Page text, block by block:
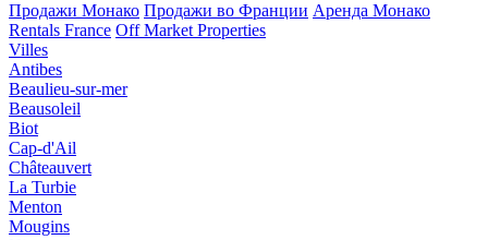
Продажи Монако Продажи во Франции Аренда Монако
Rentals France Off Market Properties
Villes
Antibes
Beaulieu-sur-mer
Beausoleil
Biot
Cap-d'Ail
Châteauvert
La Turbie
Menton
Mougins